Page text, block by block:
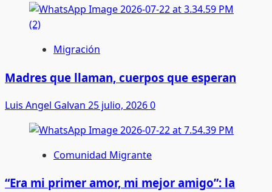
Migración
Madres que llaman, cuerpos que esperan
Luis Angel Galvan 25 julio, 20260
Comunidad Migrante
“Era mi primer amor, mi mejor amigo”: la